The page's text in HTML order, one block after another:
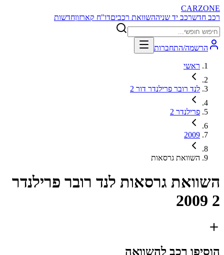
CARZONE
רכב חדשרכב יד שניההשוואת רכביםדו"ח קארזוןחדשות
הרשמה/התחברות
ראשי
לנד רובר פרילנדר דור 2
פרילנדר 2
2009
השוואת גרסאות
השוואת גרסאות לנד רובר פרילנדר
2 2009
הוסיפו רכב להשוואה